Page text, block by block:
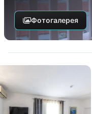
Фотогалерея